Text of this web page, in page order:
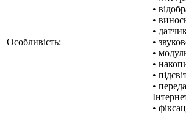
Особливість:
•
•
•
•
•
•
•
•
•